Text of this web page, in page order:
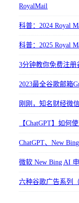
RoyalMail
微软 New Bing AI
六种谷歌广告系列